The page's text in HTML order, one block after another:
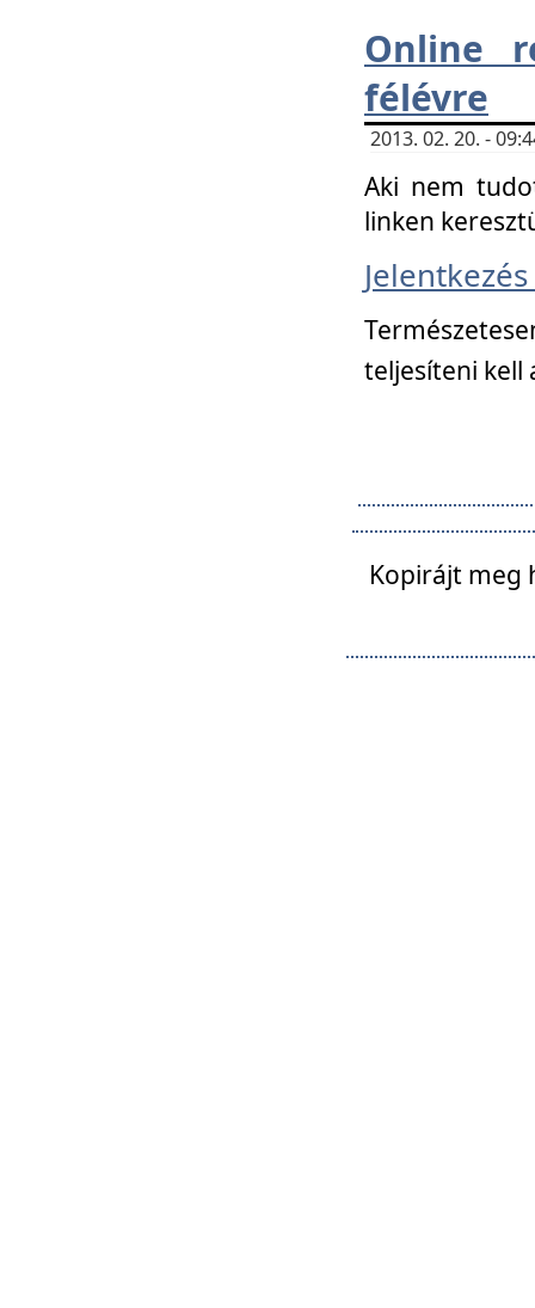
Online
félévre
2013. 02. 20. -
Aki nem
linken
Jelentkezés
teljesíteni kell
Kopirájt meg